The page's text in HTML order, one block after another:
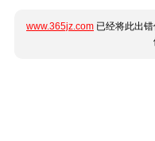
www.365jz.com 已经将此出